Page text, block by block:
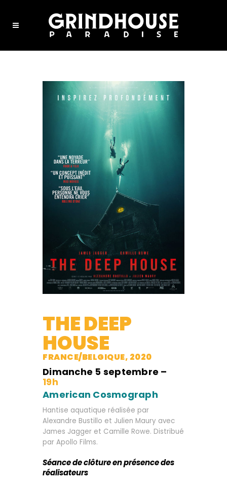
THE DEEP
HOUSE
FRANCE/BELGIQUE, 2020
Dimanche 5 septembre –
19h
American Cosmograph
Hantise aquatique réalisée par
Alexandre Bustillo et Julien Maury avec
James Jagger et Camille Rowe. Distribué
par Apollo Films.
Séance de clôture en présence des
réalisateurs